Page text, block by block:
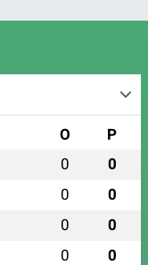
O P
0 0
0 0
0 0
0 0